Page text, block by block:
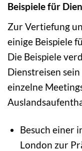
Beispiele für
Zur Vertiefung
einige Beispiele
Die Beispiele
Dienstreisen
einzelne
Besuch einer
London zur